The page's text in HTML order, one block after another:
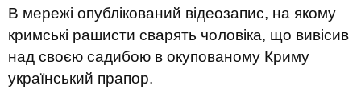
В мережі опублікований відеозапис, на якому
кримські рашисти сварять чоловіка, що вивісив
над своєю садибою в окупованому Криму
український прапор.